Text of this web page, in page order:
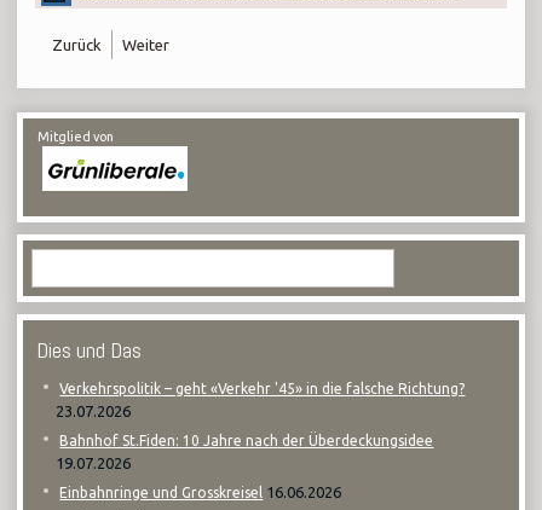
Zurück Weiter
Mitglied von
Dies und Das
Verkehrspolitik – geht «Verkehr '45» in die falsche Richtung?
23.07.2026
Bahnhof St.Fiden: 10 Jahre nach der Überdeckungsidee
19.07.2026
Einbahnringe und Grosskreisel 16.06.2026